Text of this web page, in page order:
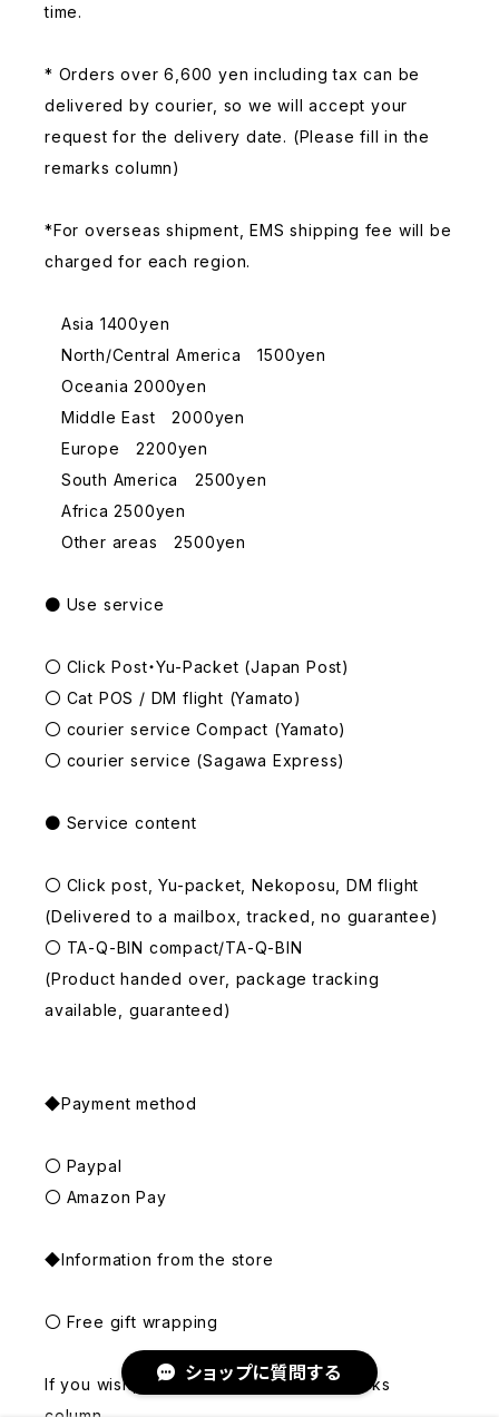
ショップに質問する
time.
* Orders over 6,600 yen including tax can be
delivered by courier, so we will accept your
request for the delivery date. (Please fill in the
remarks column)
*For overseas shipment, EMS shipping fee will be
charged for each region.
Asia 1400yen
North/Central America 1500yen
Oceania 2000yen
Middle East 2000yen
Europe 2200yen
South America 2500yen
Africa 2500yen
Other areas 2500yen
● Use service
〇 Click Post・Yu-Packet (Japan Post)
〇 Cat POS / DM flight (Yamato)
〇 courier service Compact (Yamato)
〇 courier service (Sagawa Express)
● Service content
〇 Click post, Yu-packet, Nekoposu, DM flight
(Delivered to a mailbox, tracked, no guarantee)
〇 TA-Q-BIN compact/TA-Q-BIN
(Product handed over, package tracking
available, guaranteed)
◆Payment method
〇 Paypal
〇 Amazon Pay
◆Information from the store
〇 Free gift wrapping
If you wish, please indicate in the remarks